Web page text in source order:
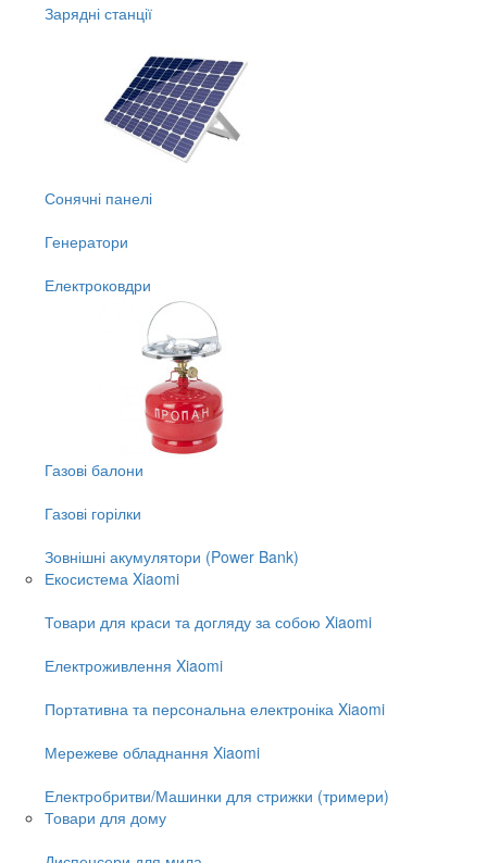
Зарядні станції
Сонячні панелі
Генератори
Електроковдри
Газові балони
Газові горілки
Зовнішні акумулятори (Power Bank)
Екосистема Xiaomi
Товари для краси та догляду за собою Xiaomi
Електроживлення Xiaomi
Портативна та персональна електроніка Xiaomi
Мережеве обладнання Xiaomi
Електробритви/Машинки для стрижки (тримери)
Товари для дому